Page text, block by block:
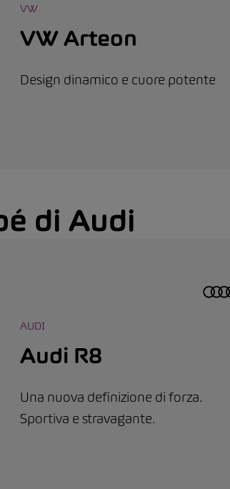
VW
VW Arteon
Design dinamico e cuore potente
di Audi
AUDI
Audi R8
Una nuova definizione di forza.
Sportiva e stravagante.